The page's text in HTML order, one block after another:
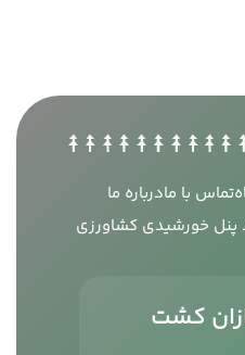
تماس با مادرباره ما
پنل خورشیدی کشاورزی
کشت